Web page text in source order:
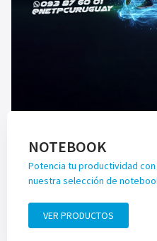
NOTEBOOK
Potencia tu productividad con
nuestra selección de
VER PRODUCTOS